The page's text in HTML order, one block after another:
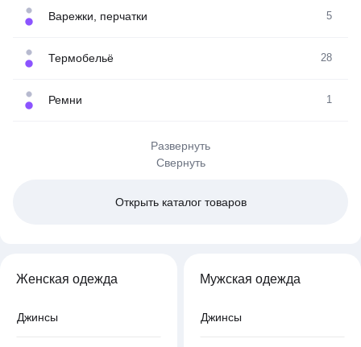
Варежки, перчатки 5
Термобельё 28
Ремни 1
Развернуть
Свернуть
Открыть каталог товаров
Женская одежда
Джинсы
Мужская одежда
Джинсы